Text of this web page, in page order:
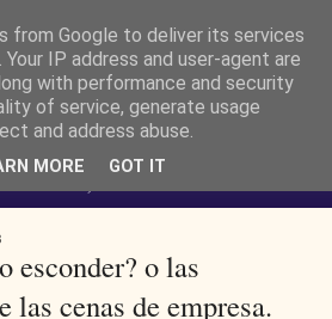
Resimler -
esconder? o las
las cenas de empresa.
from Google to deliver its services
IP address and user-agent are
with performance and security
of service, generate usage
and address abuse.
MORE GOT IT